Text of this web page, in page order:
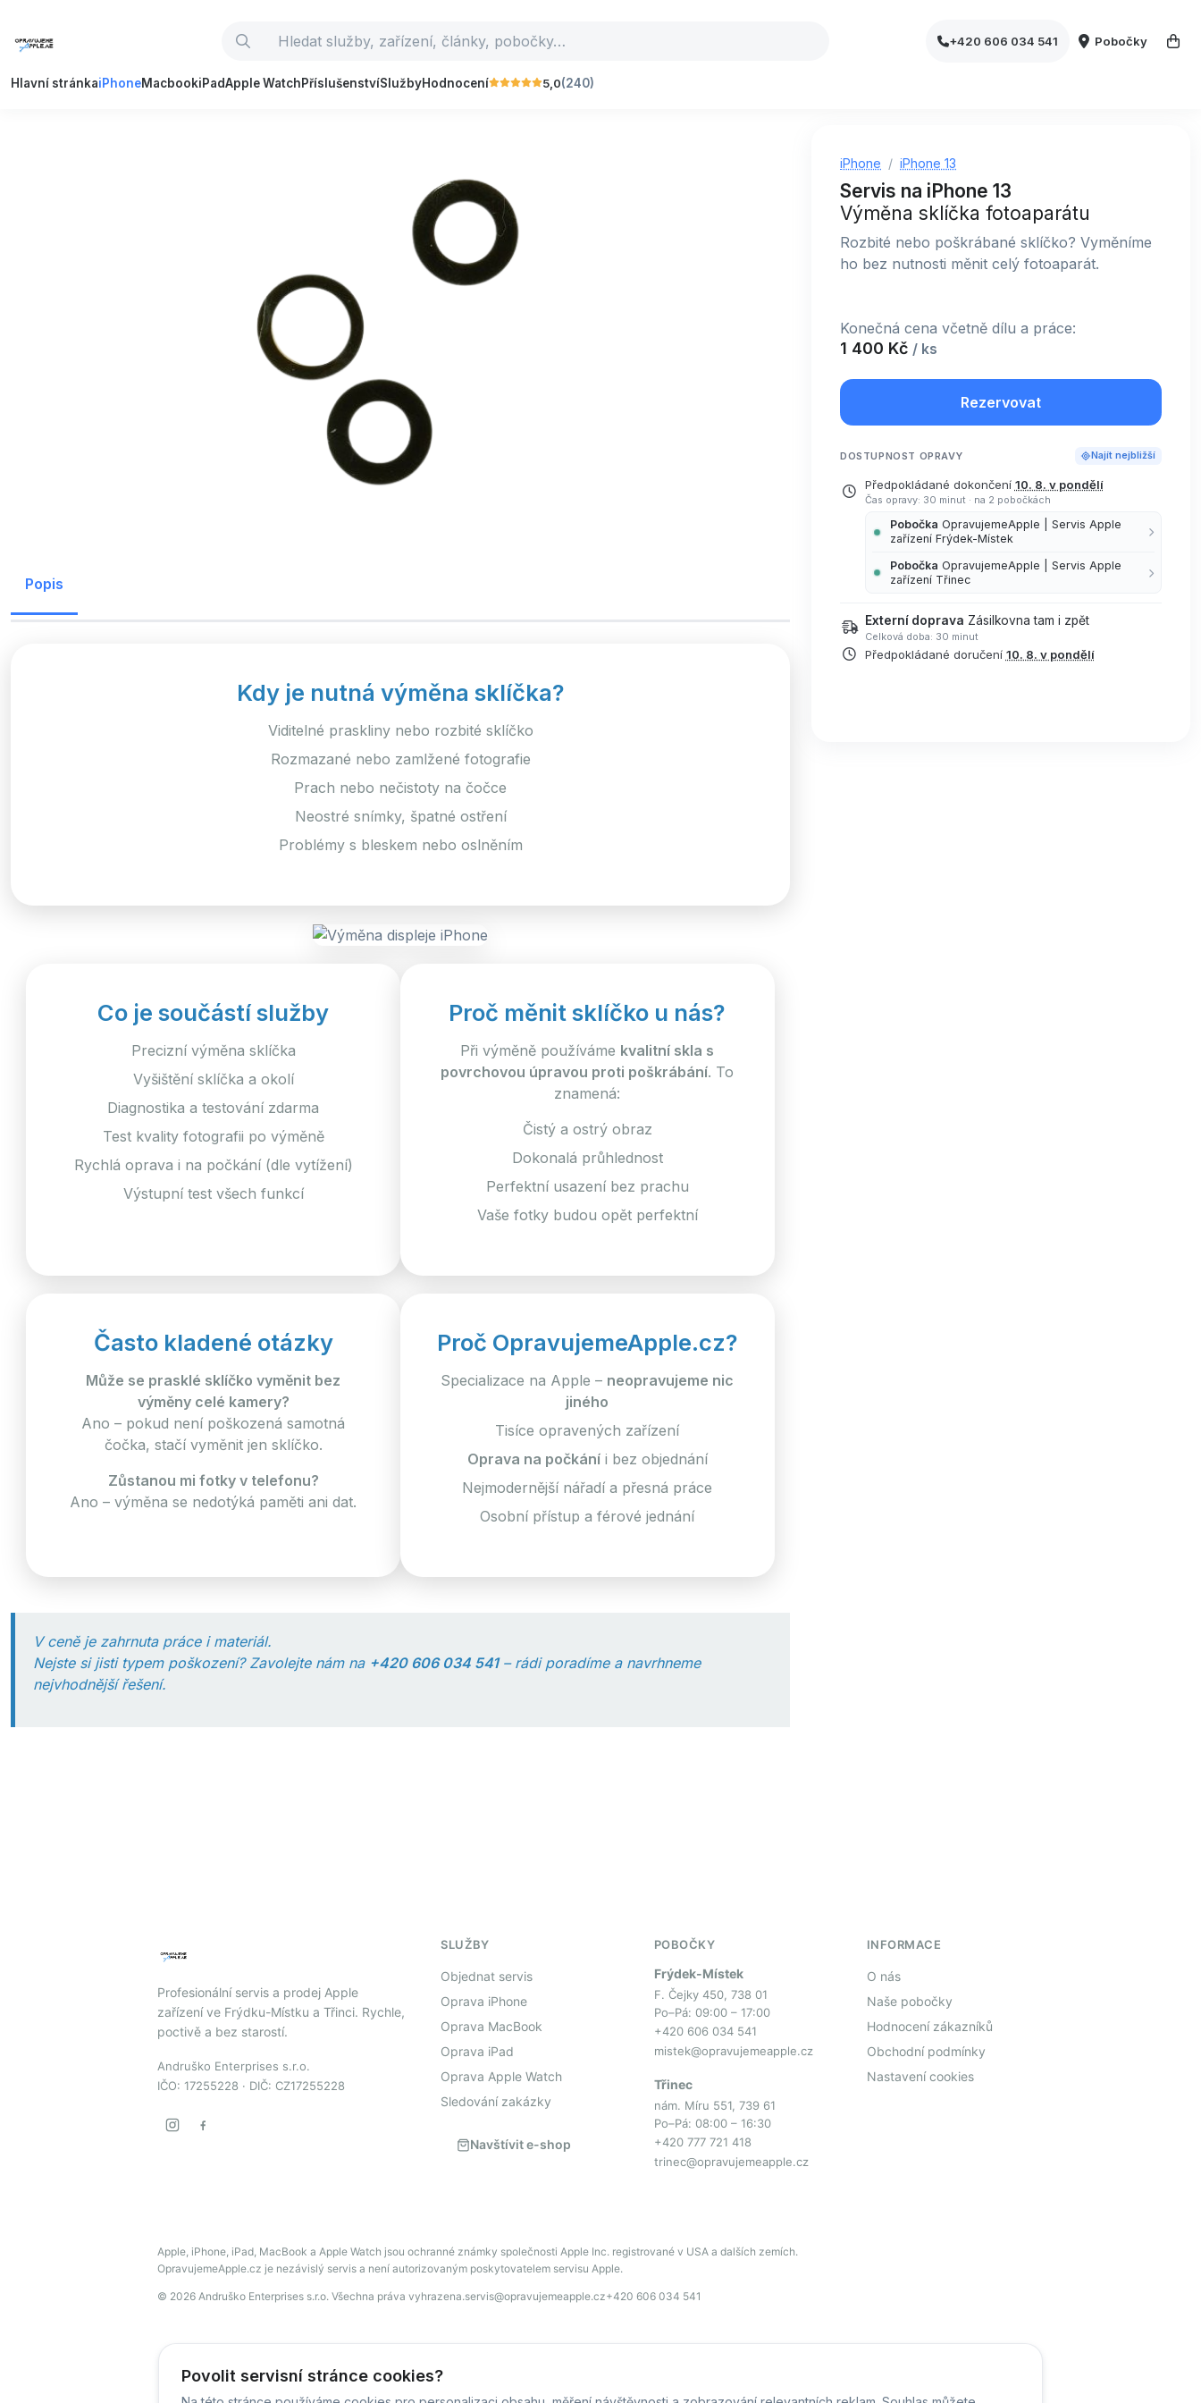
+420 606 034 541 Pobočky
Hlavní stránkaiPhoneMacbookiPadApple WatchPříslušenstvíSlužbyHodnocení 5,0(240)
Popis
Kdy je nutná výměna sklíčka?
Viditelné praskliny nebo rozbité sklíčko
Rozmazané nebo zamlžené fotografie
Prach nebo nečistoty na čočce
Neostré snímky, špatné ostření
Problémy s bleskem nebo oslněním
Co je součástí služby
Precizní výměna sklíčka
Vyšištění sklíčka a okolí
Diagnostika a testování zdarma
Test kvality fotografii po výměně
Rychlá oprava i na počkání (dle vytížení)
Výstupní test všech funkcí
Proč měnit sklíčko u nás?
Při výměně používáme kvalitní skla s
povrchovou úpravou proti poškrábání. To
znamená:
Čistý a ostrý obraz
Dokonalá průhlednost
Perfektní usazení bez prachu
Vaše fotky budou opět perfektní
Často kladené otázky
Může se prasklé sklíčko vyměnit bez
výměny celé kamery?
Ano – pokud není poškozená samotná
čočka, stačí vyměnit jen sklíčko.
Zůstanou mi fotky v telefonu?
Ano – výměna se nedotýká paměti ani dat.
Proč OpravujemeApple.cz?
Specializace na Apple – neopravujeme nic
jiného
Tisíce opravených zařízení
Oprava na počkáníi bez objednání
Nejmodernější nářadí a přesná práce
Osobní přístup a férové jednání
V ceně je zahrnuta práce i materiál.
Nejste si jisti typem poškození? Zavolejte nám na +420 606 034 541– rádi poradíme a navrhneme
nejvhodnější řešení.
iPhone iPhone 13
Servis na iPhone 13
Výměna sklíčka fotoaparátu
Rozbité nebo poškrábané sklíčko? Vyměníme
ho bez nutnosti měnit celý fotoaparát.
Konečná cena včetně dílu a práce:
1 400 Kč / ks
Rezervovat
DOSTUPNOST OPRAVY Najít nejbližší
Předpokládané dokončení 10. 8. v pondělí
Čas opravy: 30 minut · na 2 pobočkách
Pobočka OpravujemeApple | Servis Apple
zařízení Frýdek-Místek
Pobočka OpravujemeApple | Servis Apple
zařízení Třinec
Externí doprava Zásilkovna tam i zpět
Celková doba: 30 minut
Předpokládané doručení 10. 8. v pondělí
Povolit servisní stránce cookies?
Profesionální servis a prodej Apple
zařízení ve Frýdku-Místku a Třinci. Rychle,
poctivě a bez starostí.
Andruško Enterprises s.r.o.
IČO: 17255228 · DIČ: CZ17255228
SLUŽBY
Objednat servis
Oprava iPhone
Oprava MacBook
Oprava iPad
Oprava Apple Watch
Sledování zakázky
Navštívit e-shop
POBOČKY
Frýdek-Místek
F. Čejky 450, 738 01
Po–Pá: 09:00 – 17:00
+420 606 034 541
mistek@opravujemeapple.cz
Třinec
nám. Míru 551, 739 61
Po–Pá: 08:00 – 16:30
+420 777 721 418
trinec@opravujemeapple.cz
INFORMACE
O nás
Naše pobočky
Hodnocení zákazníků
Obchodní podmínky
Nastavení cookies
Apple, iPhone, iPad, MacBook a Apple Watch jsou ochranné známky společnosti Apple Inc. registrované v USA a dalších zemích.
OpravujemeApple.cz je nezávislý servis a není autorizovaným poskytovatelem servisu Apple.
© 2026 Andruško Enterprises s.r.o. Všechna práva vyhrazena.servis@opravujemeapple.cz+420 606 034 541